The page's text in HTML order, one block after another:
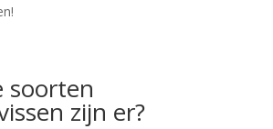
soorten
zijn er?